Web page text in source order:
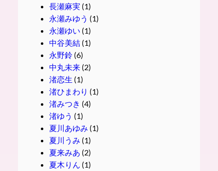
長瀬麻実 (1)
永瀬みゆう (1)
永瀬ゆい (1)
中谷美結(1)
永野鈴(6)
中丸未来(2)
渚恋生 (1)
渚ひまわり (1)
渚みつき (4)
渚ゆう (1)
夏川あゆみ (1)
夏川うみ (1)
夏来みあ (2)
夏木りん (1)